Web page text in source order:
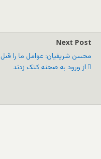
Next Post
محسن شریفیان: عوامل ما را قبل
از ورود به صحنه کتک زدند